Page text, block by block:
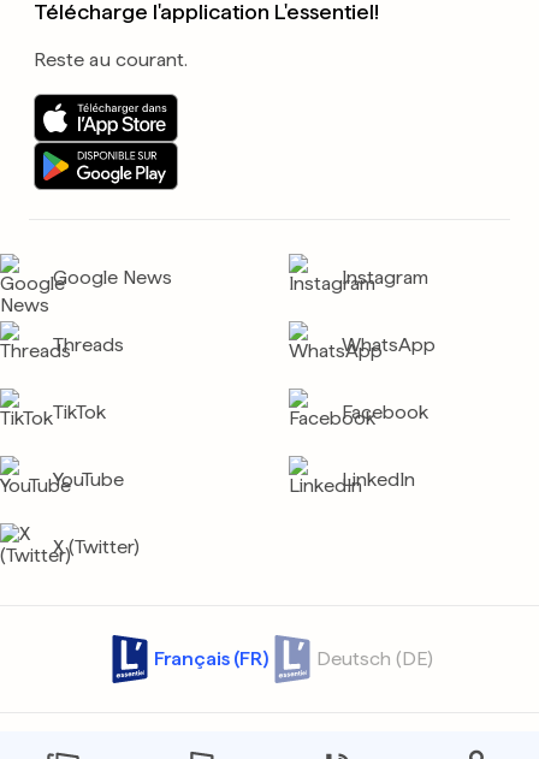
Télécharge l'application L'essentiel!
Reste au courant.
Google News Instagram
Threads WhatsApp
TikTok Facebook
YouTube LinkedIn
X (Twitter)
Français (FR) Deutsch (DE)
Protection des données